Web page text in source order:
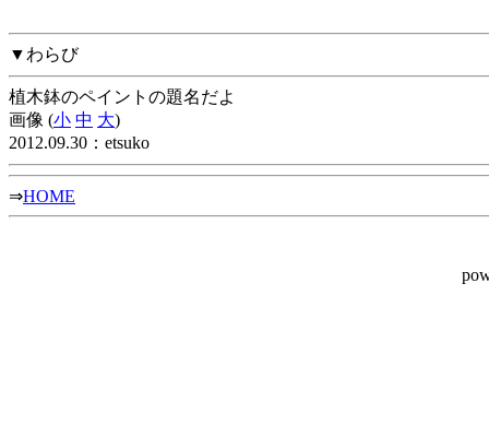
▼わらび
植木鉢のペイントの題名だよ
画像 (小 中 大)
2012.09.30：etsuko
⇒HOME